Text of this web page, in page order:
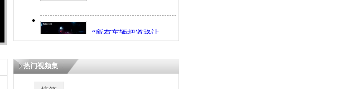
“所有车辆把道路让
开！”儿童突发疾病交
热门视频集